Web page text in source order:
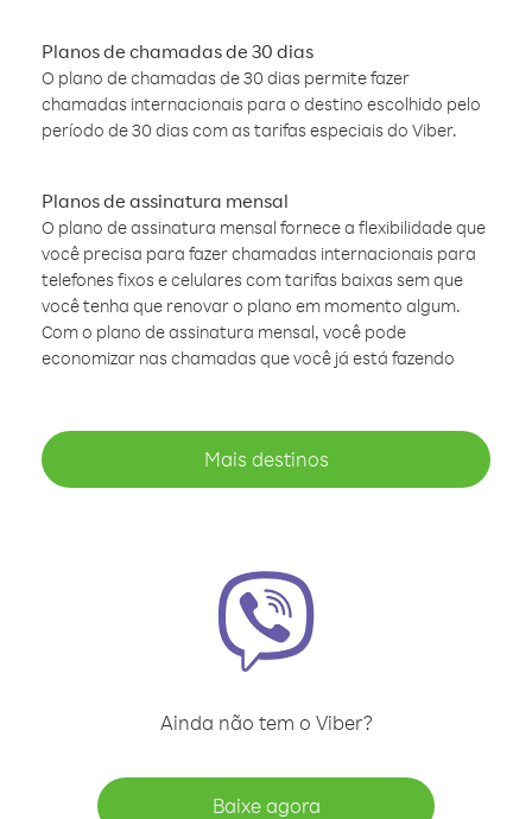
Planos de chamadas de 30 dias
O plano de chamadas de 30 dias permite fazer
chamadas internacionais para o destino escolhido pelo
período de 30 dias com as tarifas especiais do Viber.
Planos de assinatura mensal
O plano de assinatura mensal fornece a flexibilidade que
você precisa para fazer chamadas internacionais para
telefones fixos e celulares com tarifas baixas sem que
você tenha que renovar o plano em momento algum.
Com o plano de assinatura mensal, você pode
economizar nas chamadas que você já está fazendo
Mais destinos
Ainda não tem o Viber?
Baixe agora